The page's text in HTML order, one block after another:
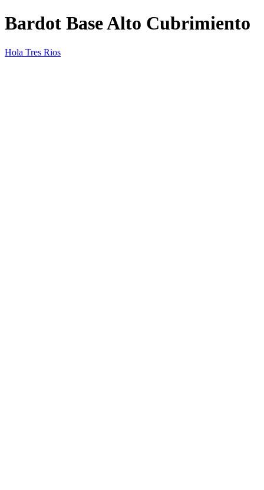
Bardot Base Alto Cubrimiento
Hola Tres Rios